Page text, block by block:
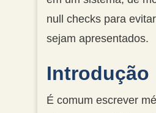
null checks para
sejam apresentados.
Introdução
É comum escrever